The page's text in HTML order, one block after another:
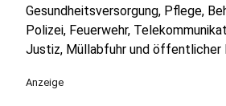
Gesundheitsversorgung, Pflege,
Polizei, Feuerwehr,
Justiz, Müllabfuhr und öffentlicher
Anzeige